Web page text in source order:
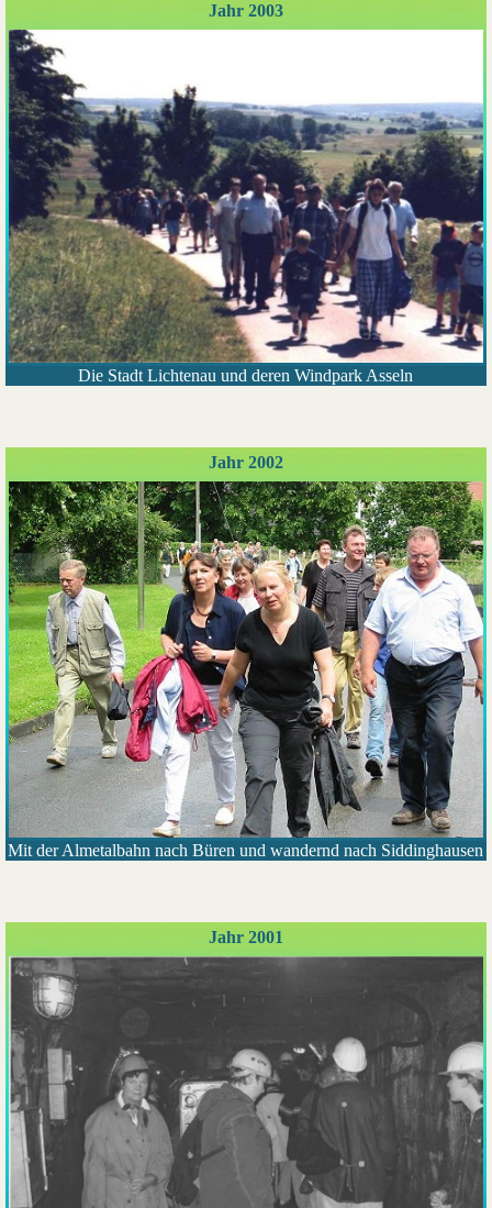
Jahr 2003
Die Stadt Lichtenau und deren Windpark Asseln
Jahr 2002
Mit der Almetalbahn nach Büren und wandernd nach Siddinghausen
Jahr 2001